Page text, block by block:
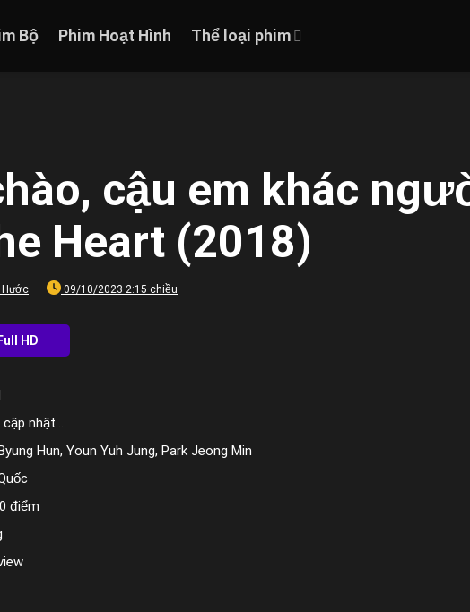
Bộ Phim Hoạt Hình Thể loại phim
cậu em khác
Heart (2018)
Hước 09/10/2023 2:15 chiều
nhật…
Hun, Youn Yuh Jung, Park Jeong Min
điểm